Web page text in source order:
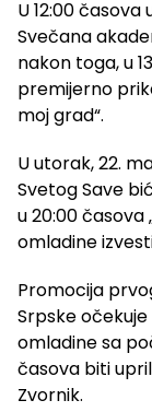
U 12:00
Svečana
nakon toga, u
premijerno
moj grad“.
U utorak, 22.
Svetog Save
u 20:00 časova
omladine
Promocija
Srpske očekuje
omladine sa
časova biti
Zvornik.